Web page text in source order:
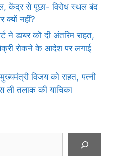
केंद्र से पूछा- विरोध स्थल बंद
क्यों नहीं?
ने डाबर को दी अंतरिम राहत,
रोकने के आदेश पर लगाई
विजय को राहत, पत्नी
ली तलाक की याचिका